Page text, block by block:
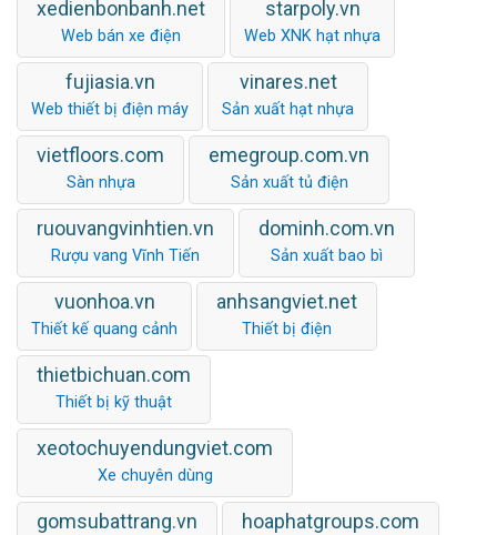
xedienbonbanh.net
Web bán xe điện
starpoly.vn
Web XNK hạt nhựa
fujiasia.vn
Web thiết bị điện máy
vinares.net
Sản xuất hạt nhựa
vietfloors.com
Sàn nhựa
emegroup.com.vn
Sản xuất tủ điện
ruouvangvinhtien.vn
Rượu vang Vĩnh Tiến
dominh.com.vn
Sản xuất bao bì
vuonhoa.vn
Thiết kế quang cảnh
anhsangviet.net
Thiết bị điện
thietbichuan.com
Thiết bị kỹ thuật
xeotochuyendungviet.com
Xe chuyên dùng
gomsubattrang.vn hoaphatgroups.com